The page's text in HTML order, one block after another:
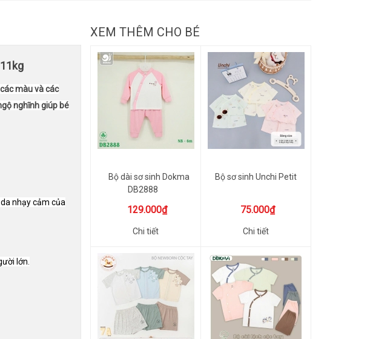
màu và các
nghĩnh giúp bé
nhạy cảm của
lớn.
XEM THÊM CHO BÉ
Bộ dài sơ sinh Dokma
DB2888
129.000₫
Chi tiết
Bộ sơ sinh Unchi Petit
75.000₫
Chi tiết